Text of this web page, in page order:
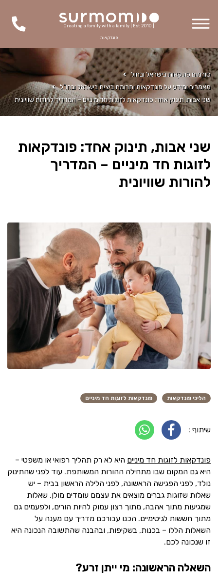
Creating a family with a family | Est 2010 |
פונדקאות
סורמום פונקאות בישראל ובחול
מאמרים ומידע על פונדקאות ותרומת ביצית בישראל ובחו"ל
שני אבות, תינוק אחד: פונדקאות לזוגות חד מיניים – המדריך להורות שוויונית
שני אבות, תינוק אחד: פונדקאות
לזוגות חד מיניים – המדריך
להורות שוויונית
הליכי פונדקאות פונדקאות לזוגות חד מיניים
שיתוף :
פונדקאות לזוגות חד מיניים היא לא רק תהליך רפואי או משפטי –
היא גם המקום שבו מתחילה ההורות המשותפת. עוד לפני שהתינוק
נולד, לפני הפגישה הראשונה, לפני הלילה הראשון בבית – יש
שאלות שזוגות גברים מוצאים את עצמם עומדים מולן. שאלות
שמגיעות מתוך אהבה, מתוך רצון עמוק להיות הורים, ולפעמים גם
מתוך חששות לגיטימיים. הכנו עבורכם מדריך עם מענה על
השאלות הללו – בכנות, בשקיפות, ובהבנה שהתשובה הנכונה היא
זו שנכונה לכם.
השאלה הראשונה: מי ייתן זרע?